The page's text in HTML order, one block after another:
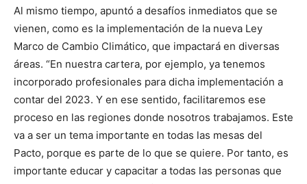
Al mismo tiempo, apuntó a desafíos inmediatos que se
vienen, como es la implementación de la nueva Ley
Marco de Cambio Climático, que impactará en diversas
áreas. “En nuestra cartera, por ejemplo, ya tenemos
incorporado profesionales para dicha implementación a
contar del 2023. Y en ese sentido, facilitaremos ese
proceso en las regiones donde nosotros trabajamos. Este
va a ser un tema importante en todas las mesas del
Pacto, porque es parte de lo que se quiere. Por tanto, es
importante educar y capacitar a todas las personas que